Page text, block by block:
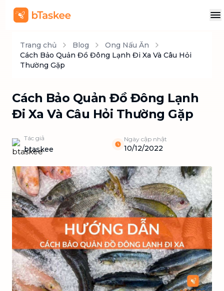
Trang chủ Blog
Ong Nấu Ăn
Cách Bảo Quản Đồ Đông Lạnh Đi Xa Và Câu Hỏi
Thường Gặp
Cách Bảo Quản Đồ Đông Lạnh
Đi Xa Và Câu Hỏi Thường Gặp
Tác giả
btaskee
Ngày cập nhật
10/12/2022